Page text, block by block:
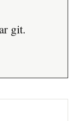
git.